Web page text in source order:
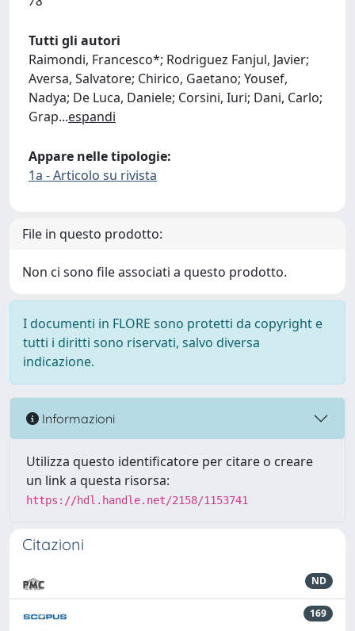
Tutti gli autori
Raimondi, Francesco*; Rodriguez Fanjul, Javier;
Aversa, Salvatore; Chirico, Gaetano; Yousef,
Nadya; De Luca, Daniele; Corsini, Iuri; Dani, Carlo;
Grap...espandi
Appare nelle tipologie:
1a - Articolo su rivista
File in questo prodotto:
Non ci sono file associati a questo prodotto.
I documenti in FLORE sono protetti da copyright e
tutti i diritti sono riservati, salvo diversa
indicazione.
Informazioni
Utilizza questo identificatore per citare o creare
un link a questa risorsa:
https://hdl.handle.net/2158/1153741
Citazioni
ND
169